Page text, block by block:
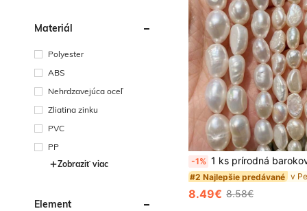
Materiál
Polyester
ABS
Nehrdzavejúca oceľ
Zliatina zinku
PVC
PP
Zobraziť viac
Element
-1% 1 ks prírodná baroková sladkovodná perlová korálka 4-11 mm s priechodkou, biela
#2 Najlepšie predávané
(500+)
#2 Najlepšie predávané
(500+)
#2 Najlepšie predávané
(500+)
#2 Najlepšie predávané
(500+)
8.49€ 8.58€